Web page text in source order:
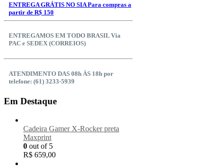
ENTREGA GRÁTIS NO SIA Para compras a
partir de R$ 150
ENTREGAMOS EM TODO BRASIL Via
PAC e SEDEX (CORREIOS)
ATENDIMENTO DAS 08h ÀS 18h por
telefone: (61) 3233-5939
Em Destaque
Cadeira Gamer X-Rocker preta
Maxprint
0 out of 5
R$ 659,00